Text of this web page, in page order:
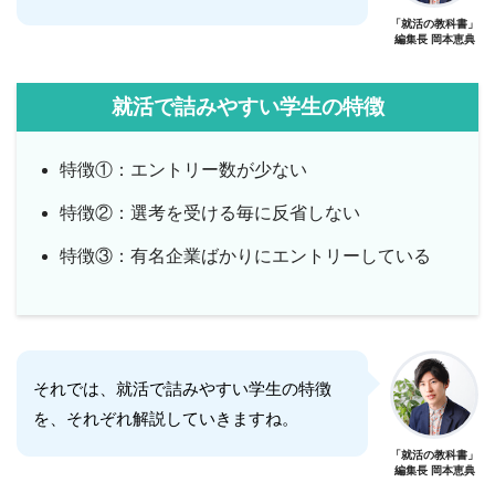
「就活の教科書」
編集長 岡本恵典
就活で詰みやすい学生の特徴
特徴①：エントリー数が少ない
特徴②：選考を受ける毎に反省しない
特徴③：有名企業ばかりにエントリーしている
それでは、就活で詰みやすい学生の特徴
を、それぞれ解説していきますね。
「就活の教科書」
編集長 岡本恵典